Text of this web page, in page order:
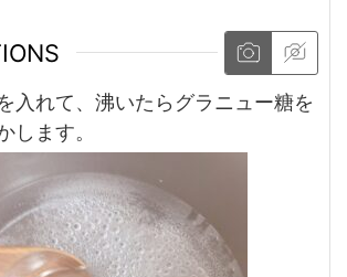
入れて、沸いたらグラニュー糖を
します。